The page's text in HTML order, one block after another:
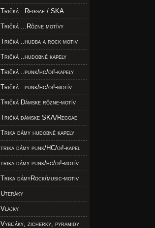
Tričká . Reggae / SKA
Tričká ...Rôzne motívy
Tričká ..hudba a rock-motiv
Tričká ..hudobné kapely
Tričká ..punk/hc/oi!-kapely
Tričká ..punk/hc/oi!-motív
Tričká Dámske rôzne-motív
Tričká dámske SKA/Reggae
Trika dámy hudobné kapely
trika dámy punk/HC/oi!-kapel
trika dámy punk/hc/oi!-motív
Trika dámyRock/music-motiv
Uteráky
Vlajky
Vybijáky, zicherky, pyramidy